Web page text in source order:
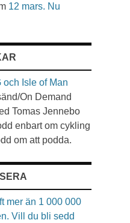
12 mars. Nu
och Isle of Man
On Demand
Tomas Jennebo
enbart om cykling
om att podda.
mer än 1 000 000
Vill du bli sedd